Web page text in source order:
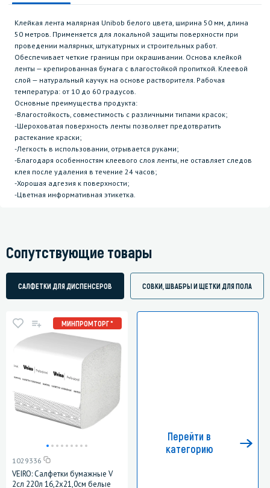
Клейкая лента малярная Unibob белого цвета, ширина 50 мм, длина
50 метров. Применяется для локальной защиты поверхности при
проведении малярных, штукатурных и строительных работ.
Обеспечивает четкие границы при окрашивании. Основа клейкой
ленты — крепированная бумага с влагостойкой пропиткой. Клеевой
слой — натуральный каучук на основе растворителя. Рабочая
температура: от 10 до 60 градусов.
Основные преимущества продукта:
-Влагостойкость, совместимость с различными типами красок;
-Шероховатая поверхность ленты позволяет предотвратить
растекание краски;
-Легкость в использовании, отрывается руками;
-Благодаря особенностям клеевого слоя ленты, не оставляет следов
клея после удаления в течение 24 часов;
-Хорошая адгезия к поверхности;
-Цветная информативная этикетка.
Сопутствующие товары
САЛФЕТКИ ДЛЯ ДИСПЕНСЕРОВ СОВКИ, ШВАБРЫ И ЩЕТКИ ДЛЯ ПОЛА
МИНПРОМТОРГ *
1029336
VEIRO: Салфетки бумажные V
2сл 220л 16,2х21,0см белые
Перейти в
категорию